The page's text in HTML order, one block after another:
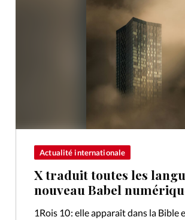
Actualité internationale
X traduit toutes les
nouveau Babel
1Rois 10 : elle apparaît dans la Bible